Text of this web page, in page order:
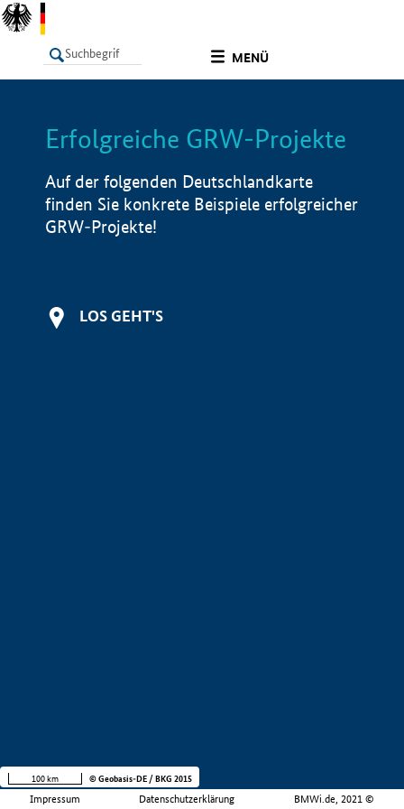
MENÜ
LISTE Info
Erfolgreiche GRW-Projekte
Auf der folgenden Deutschlandkarte
finden Sie konkrete Beispiele erfolgreicher
GRW-Projekte!
LOS GEHT'S
Impressum Datenschutzerklärung BMWi.de, 2021 ©
100 km © Geobasis-DE / BKG 2015